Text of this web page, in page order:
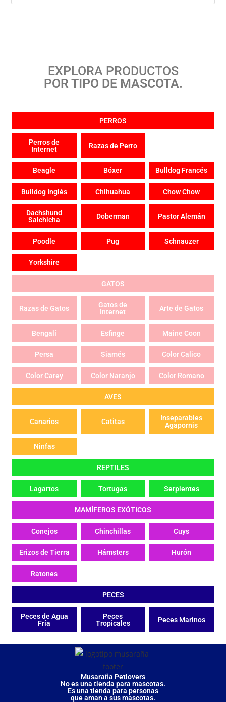
EXPLORA PRODUCTOS
POR TIPO DE MASCOTA.
PERROS
Perros de
Internet
Razas de Perro
Beagle Bóxer Bulldog Francés
Bulldog Inglés Chihuahua Chow Chow
Dachshund
Salchicha
Doberman Pastor Alemán
Poodle Pug Schnauzer
Yorkshire
GATOS
Razas de Gatos
Gatos de
Internet
Arte de Gatos
Bengalí Esfinge Maine Coon
Persa Siamés Color Calico
Color Carey Color Naranjo Color Romano
AVES
Canarios Catitas
Inseparables
Agapornis
Ninfas
REPTILES
Lagartos Tortugas Serpientes
MAMÍFEROS EXÓTICOS
Conejos Chinchillas Cuys
Erizos de Tierra Hámsters Hurón
Ratones
PECES
Peces de Agua
Fría
Peces
Tropicales
Peces Marinos
Musaraña Petlovers
No es una tienda para mascotas.
Es una tienda para personas
que aman a sus mascotas.